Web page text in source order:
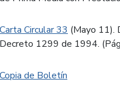
Carta Circular 33 (Mayo 11).
Decreto 1299 de 1994.
Copia de Boletín